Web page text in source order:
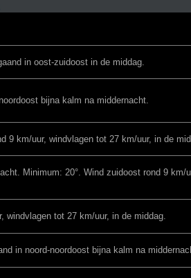
in oost-zuidoost in de middag.
bijna kalm na middernacht.
9 km/uur, windvlagen tot 27 km/uur, in de
Minimum: 20°. Wind zuidoost rond 9
windvlagen tot 27 km/uur, in de middag.
in noord-noordoost bijna kalm na